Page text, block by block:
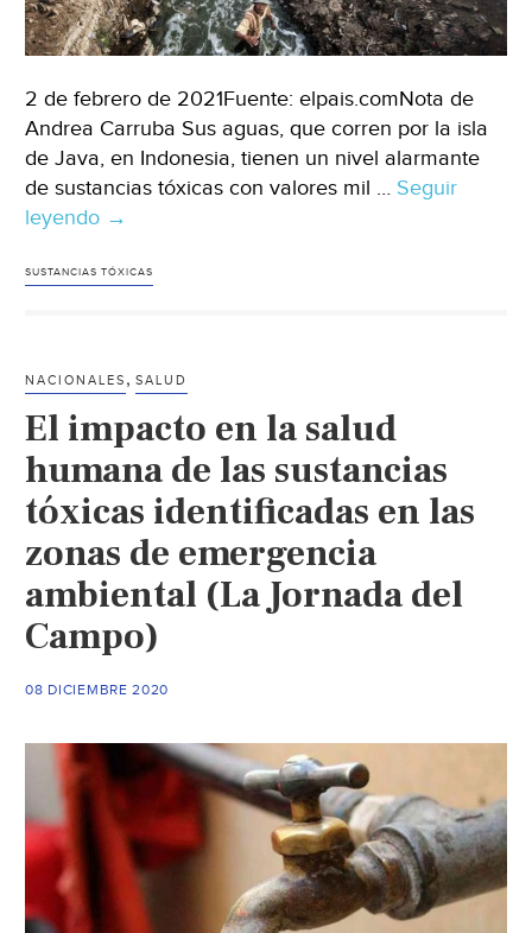
2 de febrero de 2021Fuente: elpais.comNota de
Andrea Carruba Sus aguas, que corren por la isla
de Java, en Indonesia, tienen un nivel alarmante
de sustancias tóxicas con valores mil … Seguir
leyendo Vivir
morir
del
río
Citarum
(El
País)
→
SUSTANCIAS TÓXICAS
NACIONALES ,SALUD
El impacto en la salud
humana de las sustancias
tóxicas identificadas en las
zonas de emergencia
ambiental (La Jornada del
Campo)
08 DICIEMBRE 2020